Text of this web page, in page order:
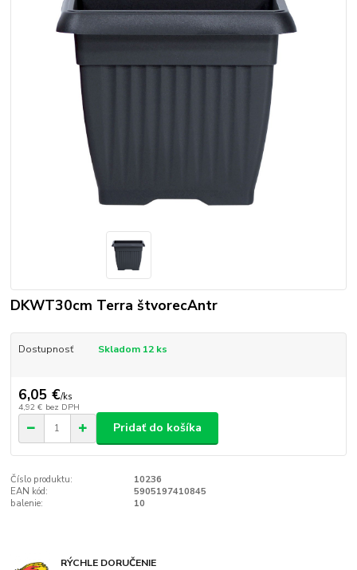
DKWT30cm Terra štvorecAntr
Dostupnosť Skladom 12 ks
6,05 €/ks
4,92 € bez DPH
Pridať do košíka
Číslo produktu:
10236
EAN kód:
5905197410845
balenie:
10
RÝCHLE DORUČENIE